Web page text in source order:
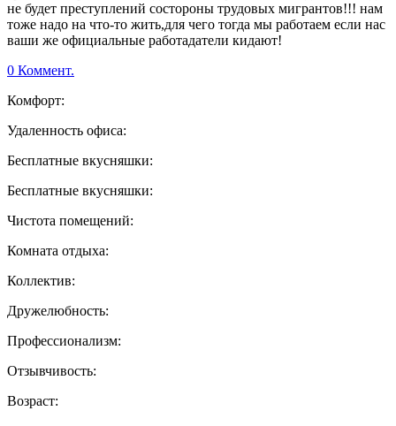
не будет преступлений состороны трудовых мигрантов!!! нам
тоже надо на что-то жить,для чего тогда мы работаем если нас
ваши же официальные работадатели кидают!
0 Коммент.
Комфорт:
Удаленность офиса:
Бесплатные вкусняшки:
Бесплатные вкусняшки:
Чистота помещений:
Комната отдыха:
Коллектив:
Дружелюбность:
Профессионализм:
Отзывчивость:
Возраст: